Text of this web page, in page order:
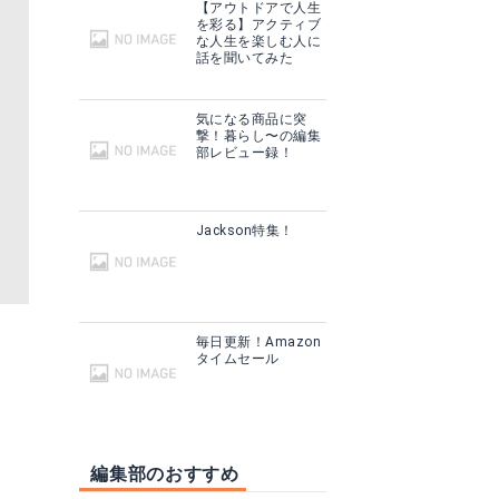
【アウトドアで人生
を彩る】アクティブ
な人生を楽しむ人に
話を聞いてみた
気になる商品に突
撃！暮らし〜の編集
部レビュー録！
Jackson特集！
毎日更新！Amazon
タイムセール
編集部のおすすめ